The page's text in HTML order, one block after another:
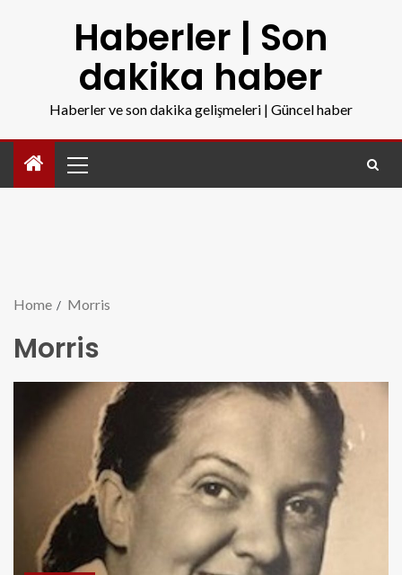
Haberler | Son
dakika haber
Haberler ve son dakika gelişmeleri | Güncel haber
Home Morris
Morris